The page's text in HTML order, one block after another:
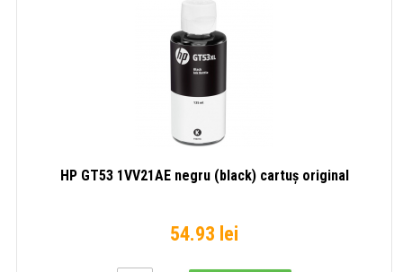
HP GT53 1VV21AE negru (black) cartuș original
54.93 lei